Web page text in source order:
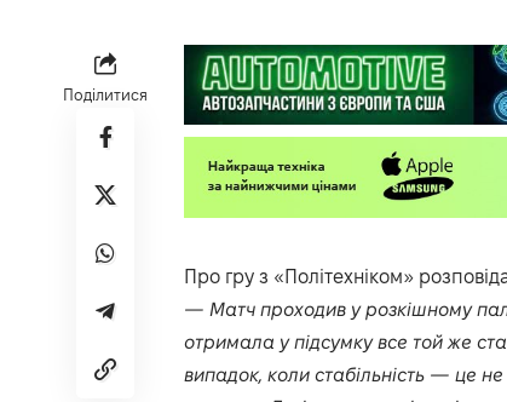
Поділитися
Про гру з «Політехніком»
— Матч проходив у розкішному
отримала у підсумку все той же
випадок, коли стабільність — це